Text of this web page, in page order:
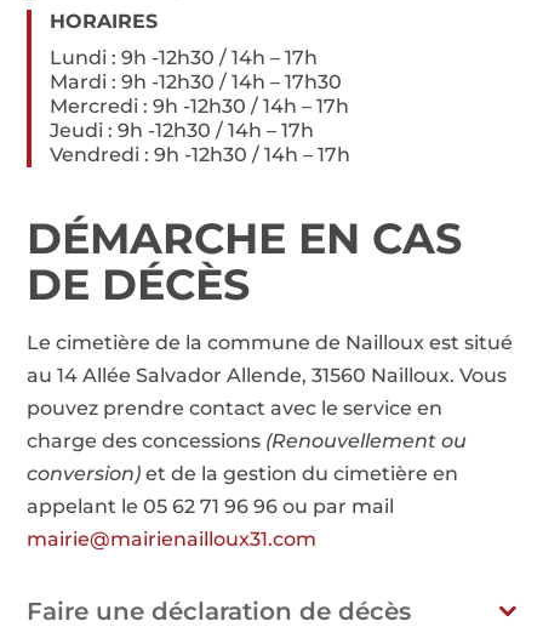
HORAIRES
Lundi : 9h -12h30 / 14h – 17h
Mardi : 9h -12h30 / 14h – 17h30
Mercredi : 9h -12h30 / 14h – 17h
Jeudi : 9h -12h30 / 14h – 17h
Vendredi : 9h -12h30 / 14h – 17h
DÉMARCHE EN CAS
DE DÉCÈS
Le cimetière de la commune de Nailloux est situé
au 14 Allée Salvador Allende, 31560 Nailloux. Vous
pouvez prendre contact avec le service en
charge des concessions (Renouvellement ou
conversion) et de la gestion du cimetière en
appelant le 05 62 71 96 96 ou par mail
mairie@mairienailloux31.com
Faire une déclaration de décès